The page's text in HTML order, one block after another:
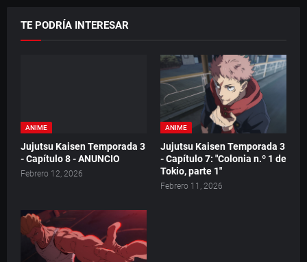
TE PODRÍA INTERESAR
ANIME
Jujutsu Kaisen Temporada 3
- Capítulo 8 - ANUNCIO
Febrero 12, 2026
ANIME
Jujutsu Kaisen Temporada 3
- Capítulo 7: "Colonia n.º 1 de
Tokio, parte 1"
Febrero 11, 2026